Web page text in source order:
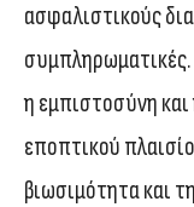
ασφαλιστικούς
η εμπιστοσύνη
εποπτικού
βιωσιμότητα και